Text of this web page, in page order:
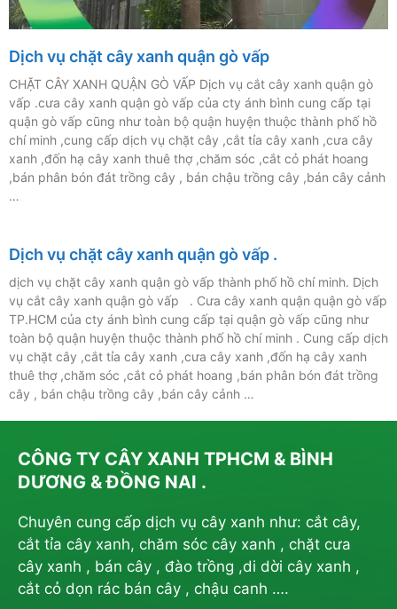
Dịch vụ chặt cây xanh quận gò vấp
CHẶT CÂY XANH QUẬN GÒ VẤP Dịch vụ cắt cây xanh quận gò
vấp .cưa cây xanh quận gò vấp của cty ánh bình cung cấp tại
quận gò vấp cũng như toàn bộ quận huyện thuộc thành phố hồ
chí minh ,cung cấp dịch vụ chặt cây ,cắt tỉa cây xanh ,cưa cây
xanh ,đốn hạ cây xanh thuê thợ ,chăm sóc ,cắt cỏ phát hoang
,bán phân bón đát trồng cây , bán chậu trồng cây ,bán cây cảnh
…
Dịch vụ chặt cây xanh quận gò vấp .
dịch vụ chặt cây xanh quận gò vấp thành phố hồ chí minh. Dịch
vụ cắt cây xanh quận gò vấp . Cưa cây xanh quận quận gò vấp
TP.HCM của cty ánh bình cung cấp tại quận gò vấp cũng như
toàn bộ quận huyện thuộc thành phố hồ chí minh . Cung cấp dịch
vụ chặt cây ,cắt tỉa cây xanh ,cưa cây xanh ,đốn hạ cây xanh
thuê thợ ,chăm sóc ,cắt cỏ phát hoang ,bán phân bón đát trồng
cây , bán chậu trồng cây ,bán cây cảnh …
CÔNG TY CÂY XANH TPHCM & BÌNH
DƯƠNG & ĐỒNG NAI .
Chuyên cung cấp dịch vụ cây xanh như: cắt cây,
cắt tỉa cây xanh, chăm sóc cây xanh , chặt cưa
cây xanh , bán cây , đào trồng ,di dời cây xanh ,
cắt cỏ dọn rác bán cây , chậu canh ….